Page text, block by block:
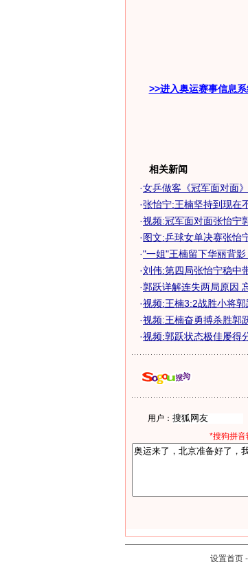
>>进入奥运赛事信息
相关新闻
·女乒做客《冠军面对面
·张怡宁:王楠坚持到现在
·视频:冠军面对面张怡宁
·图文:乒球女单决赛张怡
·"一姐"王楠留下华丽背影
·刘伟:第四局张怡宁稳中
·郭跃详解连失两局原因
·视频:王楠3:2战胜小将
·视频:王楠奋勇搏杀胜郭
·视频:郭跃状态极佳屡得
用户：
*搜狗拼音
设置首页 -